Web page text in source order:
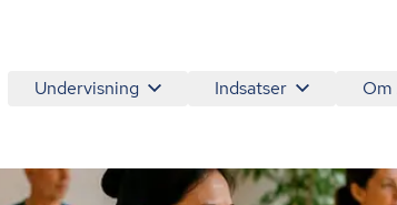
Undervisning Indsatser Om